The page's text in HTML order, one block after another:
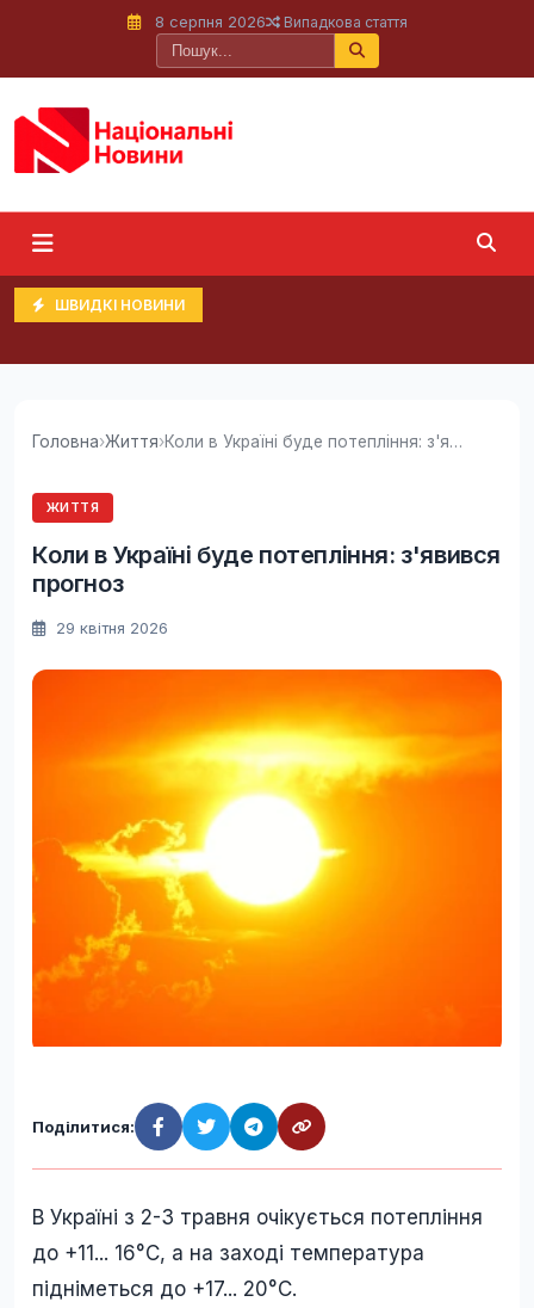
8 серпня 2026 Випадкова стаття
ШВИДКІ НОВИНИ
Головна›Життя› Коли в Україні буде потепління: з'явився прогноз
ЖИТТЯ
Коли в Україні буде потепління: з'явився
прогноз
29 квітня 2026
Поділитися:
В Україні з 2-3 травня очікується потепління
до +11... 16°C, а на заході температура
підніметься до +17... 20°C.